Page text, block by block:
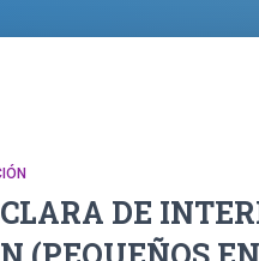
DE